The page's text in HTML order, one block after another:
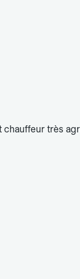
chauffeur très